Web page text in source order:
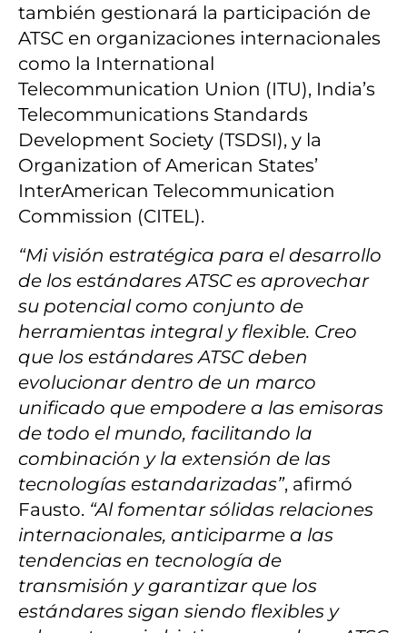
también gestionará la participación de
ATSC en organizaciones internacionales
como la International
Telecommunication Union (ITU), India’s
Telecommunications Standards
Development Society (TSDSI), y la
Organization of American States’
InterAmerican Telecommunication
Commission (CITEL).
“Mi visión estratégica para el desarrollo
de los estándares ATSC es aprovechar
su potencial como conjunto de
herramientas integral y flexible. Creo
que los estándares ATSC deben
evolucionar dentro de un marco
unificado que empodere a las emisoras
de todo el mundo, facilitando la
combinación y la extensión de las
tecnologías estandarizadas”, afirmó
Fausto. “Al fomentar sólidas relaciones
internacionales, anticiparme a las
tendencias en tecnología de
transmisión y garantizar que los
estándares sigan siendo flexibles y